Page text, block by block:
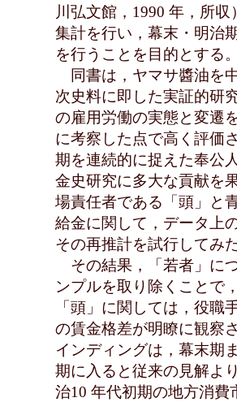
川弘文館，1990 年，所
集計を行い，幕末・明治
を行うことを目的とする。
同書は，ヤマサ醬油を
次史料に即した実証的研
の雇用労働の実態と変遷
に考察した点で高く評価
期を連続的に捉えた奉公
金史研究に多大な貢献を
場責任者である「頭」と
給金に関して，データ上
その再推計を試行してみた
その結果，「若者」に
ンプルを取り除くことで
「頭」に関しては，役職
の賃金格差が明瞭に観察
インディングは，幕末期
期に入ると従来の見解よ
治10 年代初期の地方消